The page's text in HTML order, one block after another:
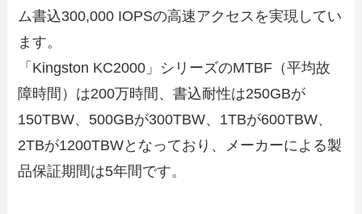
ム書込300,000 IOPSの高速アクセスを実現してい
ます。
「Kingston KC2000」シリーズのMTBF（平均故
障時間）は200万時間、書込耐性は250GBが
150TBW、500GBが300TBW、1TBが600TBW、
2TBが1200TBWとなっており、メーカーによる製
品保証期間は5年間です。